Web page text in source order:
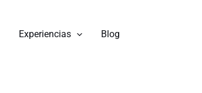
Experiencias Blog